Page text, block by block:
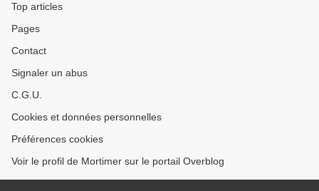
Top articles
Pages
Contact
Signaler un abus
C.G.U.
Cookies et données personnelles
Préférences cookies
Voir le profil de Mortimer sur le portail Overblog